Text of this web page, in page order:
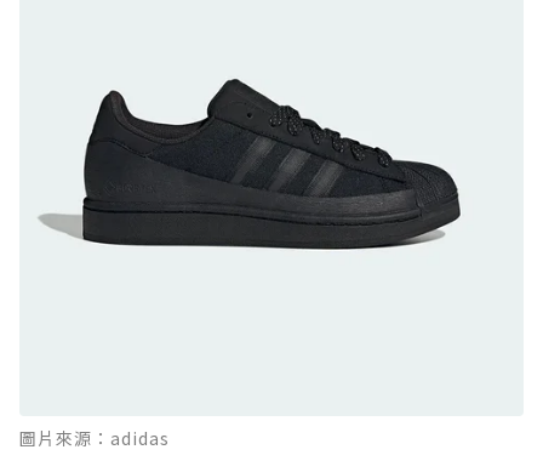
防水鞋推薦 10. PUMA Voyage NITRO™ 4
GORE-TEX：氮氣中底注入，回彈與防滑兼具的
全天候越野跑鞋
防水鞋推薦 11. On Cloudhorizon 2 WP：腳
感軟彈、搭載 Missiongrip™ 的防水輕越野鞋
Boot：馬汀首款雨靴登場，經典八孔加上全防
圖片來源：adidas